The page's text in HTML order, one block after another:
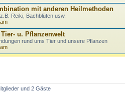
mit anderen Heilmethoden
Reiki, Bachblüten usw.
u. Pflanzenwelt
rund ums Tier und unsere Pflanzen
und 2 Gäste